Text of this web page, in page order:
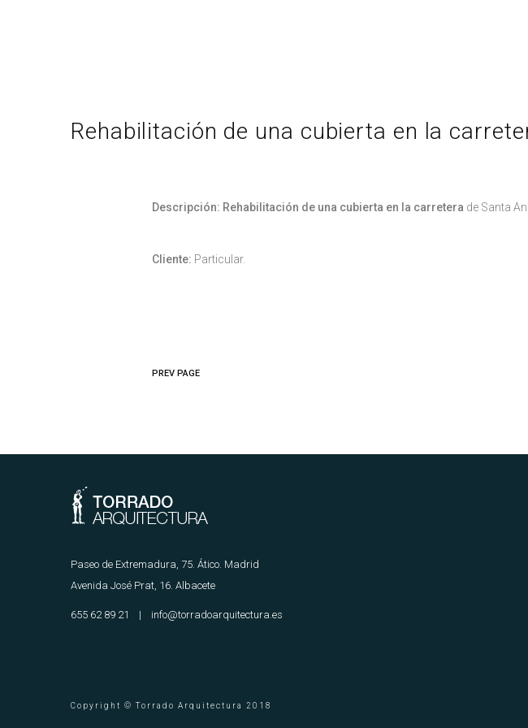
Rehabilitación de una cubierta en la
Descripción: Rehabilitación de una cubierta en la carretera de Santa
Cliente: Particular.
PREV PAGE
Paseo de Extremadura, 75. Ático. Madrid
Avenida José Prat, 16. Albacete
655 62 89 21 | info@torradoarquitectura.es
Copyright © Torrado Arquitectura 2018